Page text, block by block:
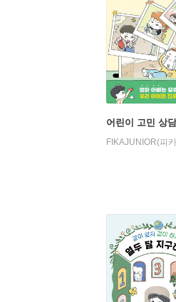
어린이 고민 상
FIKAJUNIOR(피